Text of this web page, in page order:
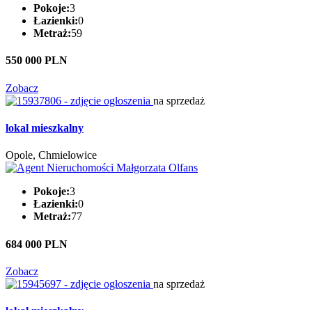
Pokoje:3
Łazienki:0
Metraż:59
550 000 PLN
Zobacz
na sprzedaż
lokal mieszkalny
Opole, Chmielowice
Pokoje:3
Łazienki:0
Metraż:77
684 000 PLN
Zobacz
na sprzedaż